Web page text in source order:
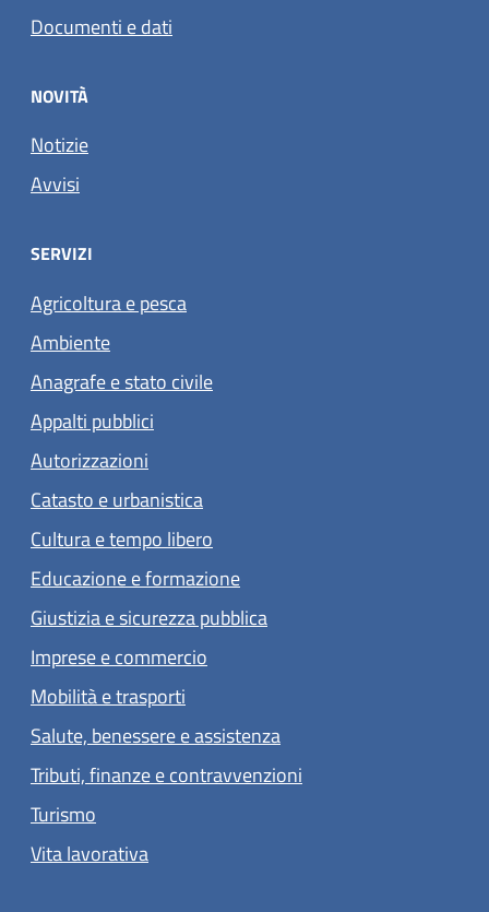
Documenti e dati
NOVITÀ
Notizie
Avvisi
SERVIZI
Agricoltura e pesca
Ambiente
Anagrafe e stato civile
Appalti pubblici
Autorizzazioni
Catasto e urbanistica
Cultura e tempo libero
Educazione e formazione
Giustizia e sicurezza pubblica
Imprese e commercio
Mobilità e trasporti
Salute, benessere e assistenza
Tributi, finanze e contravvenzioni
Turismo
Vita lavorativa